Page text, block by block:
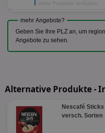
keine Prognose verfügbar
mehr Angebote?
Geben Sie Ihre PLZ an, um
Angebote zu sehen.
Alternative Produkte -
Nescafé Sticks
versch. Sorten